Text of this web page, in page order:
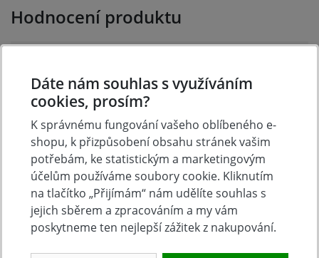
Hodnocení produktu
dalším nakupujícím.
Hodnoťte.
Přidat vlastní hodnocení
Dáte nám souhlas s využíváním
cookies, prosím?
K správnému fungování vašeho oblíbeného e-
shopu, k přizpůsobení obsahu stránek vašim
potřebám, ke statistickým a marketingovým
účelům používáme soubory cookie. Kliknutím
na tlačítko „Přijímám“ nám udělíte souhlas s
jejich sběrem a zpracováním a my vám
poskytneme ten nejlepší zážitek z nakupování.